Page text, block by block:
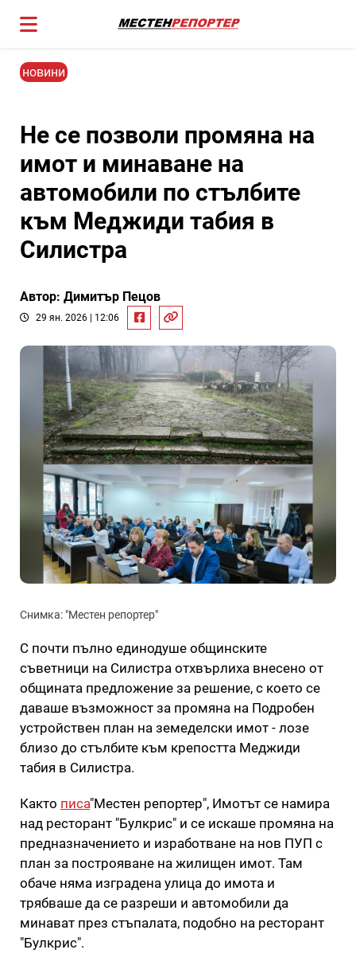
новини
Не се позволи промяна на
имот и минаване на
автомобили по стълбите
към Меджиди табия в
Силистра
Автор: Димитър Пецов
29 ян. 2026 | 12:06
Снимка: "Местен репортер"
С почти пълно единодуше общинските
съветници на Силистра отхвърлиха внесено от
общината предложение за решение, с което се
даваше възможност за промяна на Подробен
устройствен план на земеделски имот - лозе
близо до стълбите към крепостта Меджиди
табия в Силистра.
Както писа"Местен репортер", Имотът се намира
над ресторант "Булкрис" и се искаше промяна на
предназначението и изработване на нов ПУП с
план за построяване на жилищен имот. Там
обаче няма изградена улица до имота и
трябваше да се разреши и автомобили да
минават през стъпалата, подобно на ресторант
"Булкрис".